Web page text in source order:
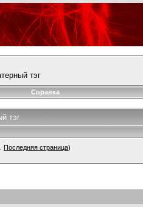
тэг
Справка
тэг
Последняя страница)